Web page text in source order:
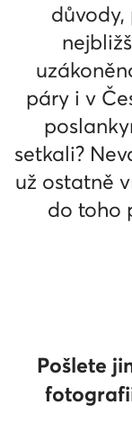
důvody,
páry i v
setkali?
už ostatně
do toho
Pošlete